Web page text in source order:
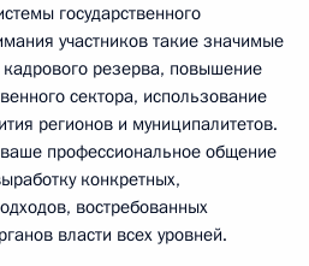
государственного
участников такие значимые
резерва, повышение
сектора, использование
регионов и муниципалитетов.
профессиональное общение
конкретных,
востребованных
власти всех уровней.